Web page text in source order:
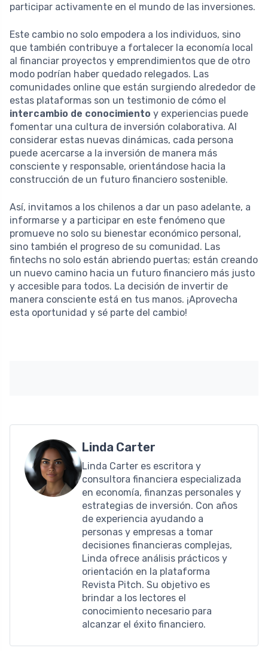
participar activamente en el mundo de las inversiones.
Este cambio no solo empodera a los individuos, sino
que también contribuye a fortalecer la economía local
al financiar proyectos y emprendimientos que de otro
modo podrían haber quedado relegados. Las
comunidades online que están surgiendo alrededor de
estas plataformas son un testimonio de cómo el
intercambio de conocimiento y experiencias puede
fomentar una cultura de inversión colaborativa. Al
considerar estas nuevas dinámicas, cada persona
puede acercarse a la inversión de manera más
consciente y responsable, orientándose hacia la
construcción de un futuro financiero sostenible.
Así, invitamos a los chilenos a dar un paso adelante, a
informarse y a participar en este fenómeno que
promueve no solo su bienestar económico personal,
sino también el progreso de su comunidad. Las
fintechs no solo están abriendo puertas; están creando
un nuevo camino hacia un futuro financiero más justo
y accesible para todos. La decisión de invertir de
manera consciente está en tus manos. ¡Aprovecha
esta oportunidad y sé parte del cambio!
Linda Carter
Linda Carter es escritora y
consultora financiera especializada
en economía, finanzas personales y
estrategias de inversión. Con años
de experiencia ayudando a
personas y empresas a tomar
decisiones financieras complejas,
Linda ofrece análisis prácticos y
orientación en la plataforma
Revista Pitch. Su objetivo es
brindar a los lectores el
conocimiento necesario para
alcanzar el éxito financiero.